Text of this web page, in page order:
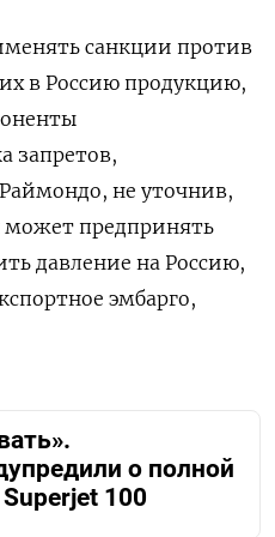
санкции против
в Россию продукцию,
запретов,
не уточнив,
может предпринять
давление на Россию,
эмбарго,
о полной
100